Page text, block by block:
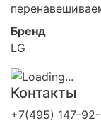
Бренд
LG
Контакты
+7(495) 147-